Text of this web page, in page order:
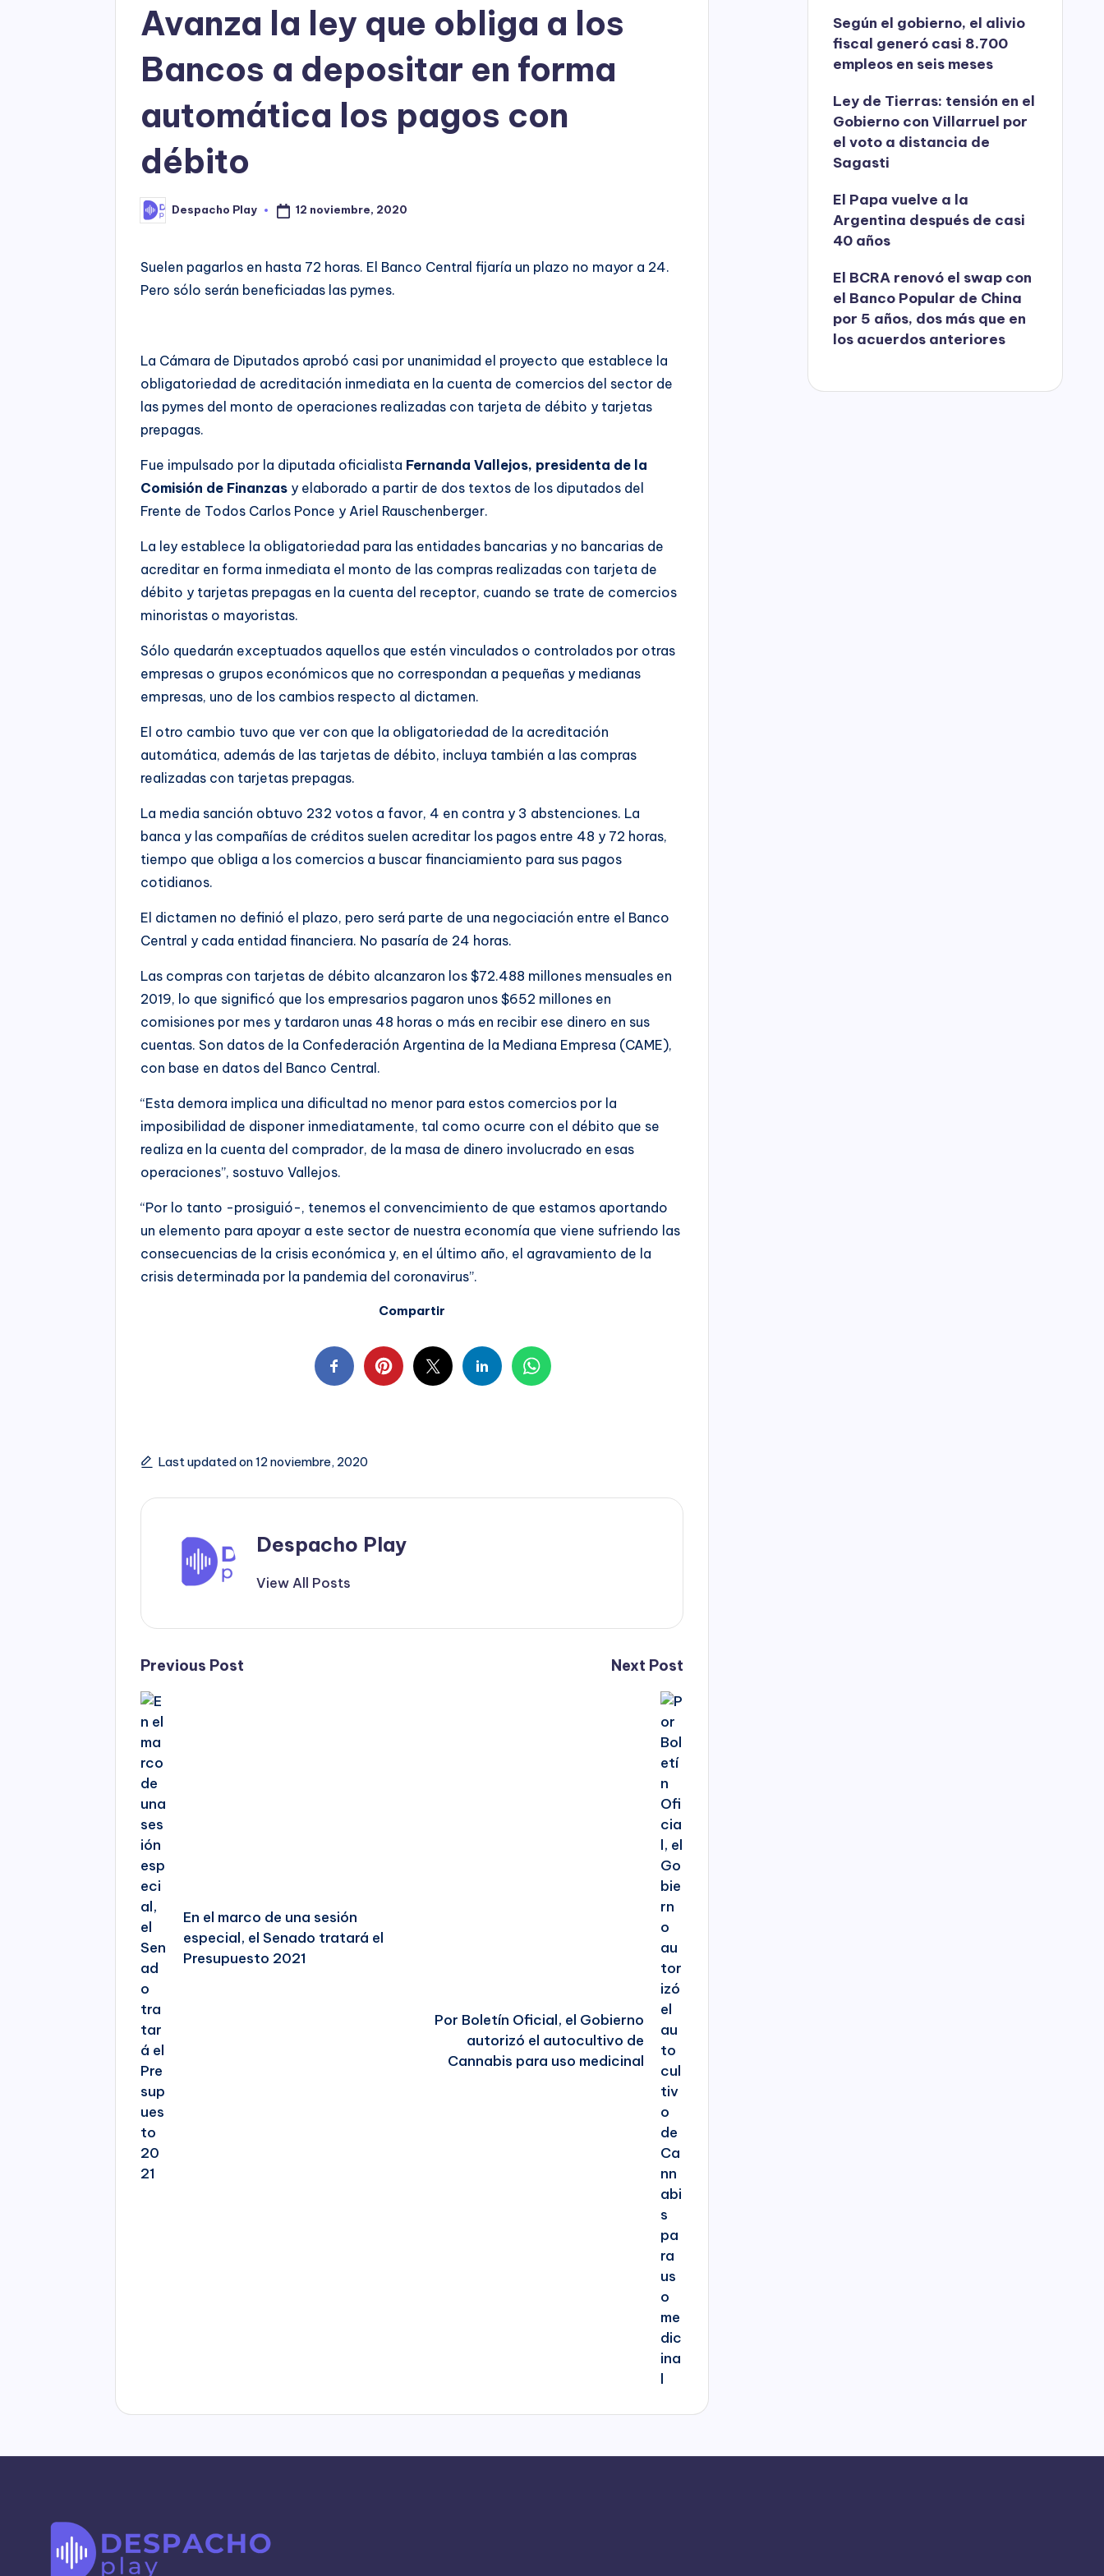
o
P
l
Avanza la ley que obliga a los
Bancos a depositar en forma
automática los pagos con
débito
Posted
by
Despacho Play 12 noviembre, 2020
Suelen pagarlos en hasta 72 horas. El Banco Central fijaría un plazo no mayor a 24.
Pero sólo serán beneficiadas las pymes.
La Cámara de Diputados aprobó casi por unanimidad el proyecto que establece la
obligatoriedad de acreditación inmediata en la cuenta de comercios del sector de
las pymes del monto de operaciones realizadas con tarjeta de débito y tarjetas
prepagas.
Fue impulsado por la diputada oficialista Fernanda Vallejos, presidenta de la
Comisión de Finanzas y elaborado a partir de dos textos de los diputados del
Frente de Todos Carlos Ponce y Ariel Rauschenberger.
La ley establece la obligatoriedad para las entidades bancarias y no bancarias de
acreditar en forma inmediata el monto de las compras realizadas con tarjeta de
débito y tarjetas prepagas en la cuenta del receptor, cuando se trate de comercios
minoristas o mayoristas.
Sólo quedarán exceptuados aquellos que estén vinculados o controlados por otras
empresas o grupos económicos que no correspondan a pequeñas y medianas
empresas, uno de los cambios respecto al dictamen.
El otro cambio tuvo que ver con que la obligatoriedad de la acreditación
automática, además de las tarjetas de débito, incluya también a las compras
realizadas con tarjetas prepagas.
La media sanción obtuvo 232 votos a favor, 4 en contra y 3 abstenciones. La
banca y las compañías de créditos suelen acreditar los pagos entre 48 y 72 horas,
tiempo que obliga a los comercios a buscar financiamiento para sus pagos
cotidianos.
El dictamen no definió el plazo, pero será parte de una negociación entre el Banco
Central y cada entidad financiera. No pasaría de 24 horas.
Las compras con tarjetas de débito alcanzaron los $72.488 millones mensuales en
2019, lo que significó que los empresarios pagaron unos $652 millones en
comisiones por mes y tardaron unas 48 horas o más en recibir ese dinero en sus
cuentas. Son datos de la Confederación Argentina de la Mediana Empresa (CAME),
con base en datos del Banco Central.
“Esta demora implica una dificultad no menor para estos comercios por la
imposibilidad de disponer inmediatamente, tal como ocurre con el débito que se
realiza en la cuenta del comprador, de la masa de dinero involucrado en esas
operaciones”, sostuvo Vallejos.
“Por lo tanto -prosiguió-, tenemos el convencimiento de que estamos aportando
un elemento para apoyar a este sector de nuestra economía que viene sufriendo las
consecuencias de la crisis económica y, en el último año, el agravamiento de la
crisis determinada por la pandemia del coronavirus”.
Compartir
Last updated on 12 noviembre, 2020
Despacho Play
View All Posts
Post
navigation
Previous Post
En el marco de una sesión
especial, el Senado tratará el
Presupuesto 2021
Next Post
Por Boletín Oficial, el Gobierno
autorizó el autocultivo de
Cannabis para uso medicinal
Según el gobierno, el alivio
fiscal generó casi 8.700
empleos en seis meses
Ley de Tierras: tensión en el
Gobierno con Villarruel por
el voto a distancia de
Sagasti
El Papa vuelve a la
Argentina después de casi
40 años
El BCRA renovó el swap con
el Banco Popular de China
por 5 años, dos más que en
los acuerdos anteriores